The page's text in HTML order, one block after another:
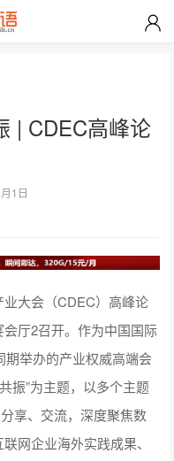
| CDEC高峰论
1日
大会（CDEC）高峰论
厅2召开。作为中国国际
期举办的产业权威高端会
振”为主题，以多个主题
享、交流，深度聚焦数
网企业海外实践成果、